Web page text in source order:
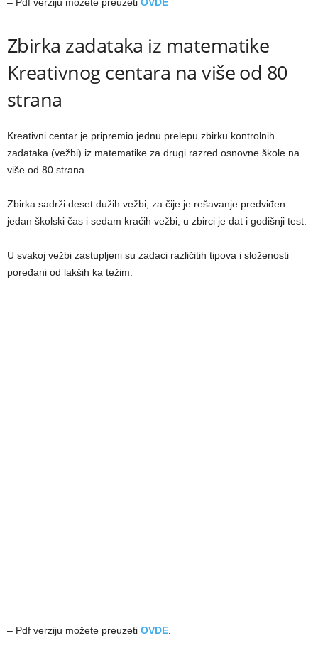
Zbirka zadataka iz matematike
Kreativnog centara na više od 80
strana
Kreativni centar je pripremio jednu prelepu zbirku kontrolnih
zadataka (vežbi) iz matematike za drugi razred osnovne škole na
više od 80 strana.
Zbirka sadrži deset dužih vežbi, za čije je rešavanje predviđen
jedan školski čas i sedam kraćih vežbi, u zbirci je dat i godišnji test.
U svakoj vežbi zastupljeni su zadaci različitih tipova i složenosti
poređani od lakših ka težim.
– Pdf verziju možete preuzeti OVDE